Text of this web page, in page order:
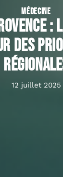
MÉDECINE
:
des
12 juillet 2025